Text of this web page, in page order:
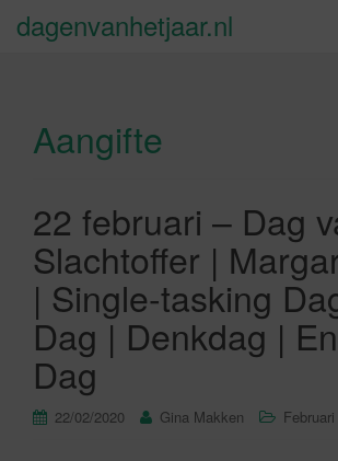
dagenvanhetjaar.nl
Aangifte
22 februari – Dag
Slachtoffer |
| Single-tasking
Dag | Denkdag |
Dag
22/02/2020 Gina Makken Februari